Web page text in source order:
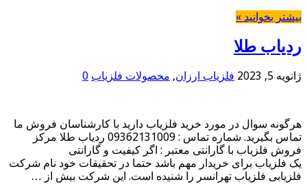
بیشتر بخوانید »
ردیاب طلا
ژانویه 5, 2023 فلزیاب ارزان, محصولات فلزیاب 0
هرگونه سوال در مورد خرید فلزیاب دارید با کارشناسان فروش ما
تماس بگیرید. شماره تماس : 09362131009 ردیاب طلا مرکز
فروش فلزیاب با گارانتی معتبر : اگر کیفیت و گارانتی
یک فلزیاب برای خریدار مهم باشد حتما در تحقیقات خود نام شرکت
فلزیابی فلزیاب تهرانسر را شنیده است. این شرکت بیش از …